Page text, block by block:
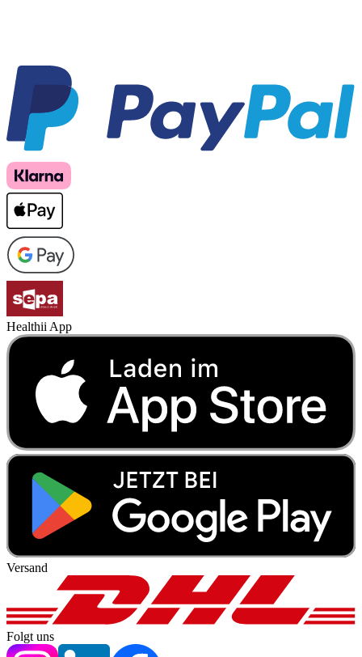
Healthii App
Versand
Folgt uns